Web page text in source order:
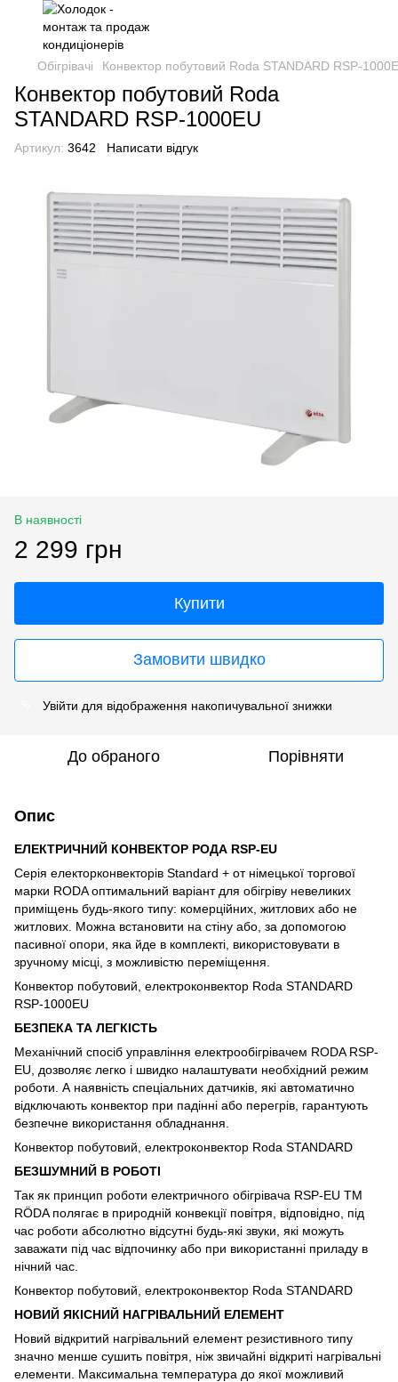
Обігрівачі Конвектор побутовий Roda STANDARD RSP-
Конвектор побутовий Roda
STANDARD RSP-1000EU
Артикул: 3642 Написати відгук
В наявності
2 299 грн
Купити
Замовити швидко
Увійти для відображення накопичувальної знижки
До обраного Порівняти
Опис
ЕЛЕКТРИЧНИЙ КОНВЕКТОР РОДА RSP-EU
Серія електорконвекторів Standard + от німецької торгової
марки RODA оптимальний варіант для обігріву невеликих
приміщень будь-якого типу: комерційних, житлових або не
житлових. Можна встановити на стіну або, за допомогою
пасивної опори, яка йде в комплекті, використовувати в
зручному місці, з можливістю переміщення.
Конвектор побутовий, електроконвектор Roda STANDARD
RSP-1000EU
БЕЗПЕКА ТА ЛЕГКІСТЬ
Механічний спосіб управління електрообігрівачем RODA RSP-
EU, дозволяє легко і швидко налаштувати необхідний режим
роботи. А наявність спеціальних датчиків, які автоматично
відключають конвектор при падінні або перегрів, гарантують
безпечне використання обладнання.
Конвектор побутовий, електроконвектор Roda STANDARD
БЕЗШУМНИЙ В РОБОТІ
Так як принцип роботи електричного обігрівача RSP-EU ТМ
RÖDA полягає в природній конвекції повітря, відповідно, під
час роботи абсолютно відсутні будь-які звуки, які можуть
заважати під час відпочинку або при використанні приладу в
нічний час.
Конвектор побутовий, електроконвектор Roda STANDARD
НОВИЙ ЯКІСНИЙ НАГРІВАЛЬНИЙ ЕЛЕМЕНТ
Новий відкритий нагрівальний елемент резистивного типу
значно менше сушить повітря, ніж звичайні відкриті нагрівальні
елементи. Максимальна температура до якої можливий